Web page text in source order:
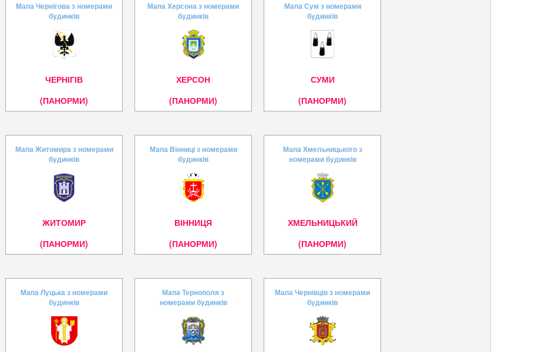
Мапа Чернігова з номерами
будинків
ЧЕРНІГІВ
(ПАНОРМИ)
Мапа Херсона з номерами
будинків
ХЕРСОН
(ПАНОРМИ)
Мапа Сум з номерами
будинків
СУМИ
(ПАНОРМИ)
Мапа Житомира з номерами
будинків
ЖИТОМИР
(ПАНОРМИ)
Мапа Вінниці з номерами
будинків
ВІННИЦЯ
(ПАНОРМИ)
Мапа Хмельницького з
номерами будинків
ХМЕЛЬНИЦЬКИЙ
(ПАНОРМИ)
Мапа Луцька з номерами
будинків
Мапа Тернополя з
номерами будинків
Мапа Чернівців з номерами
будинків